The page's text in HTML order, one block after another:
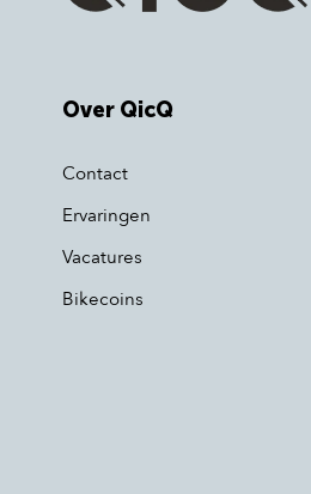
Over QicQ
Contact
Ervaringen
Vacatures
Bikecoins